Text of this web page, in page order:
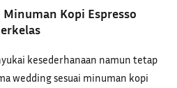
Minuman Kopi Espresso
kesederhanaan namun tetap
wedding sesuai minuman kopi